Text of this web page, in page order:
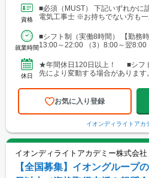
す。 ■北海道 ■東北 └仙台市
川・調布・西東京 └横浜・川崎
船橋・市川・柏・浦安・市原 └
橋・岡崎・長久手・日進・稲沢
津・四日市・桑名・志摩 └静岡
和泉・泉南 └神戸市・西宮・尼
京・舞鶴・木津・木津川・城陽・
└奈良市・橿原・大和郡山 ■中
区）・福山 └岡山・倉敷・津山
資格
■必須（MUST） 下記いずれか
電気工事士 ※お持ちでない方も
就業時間
■シフト制（実働8時間） 【勤務
13:00～22:00 （3）8:00～翌
休日
★年間休日120日以上！ ■シフ
先により変動する場合があります
お気に入り登録
イオンディライトアカ
イオンディライトアカデミー株式会社
【全国募集】イオングループ